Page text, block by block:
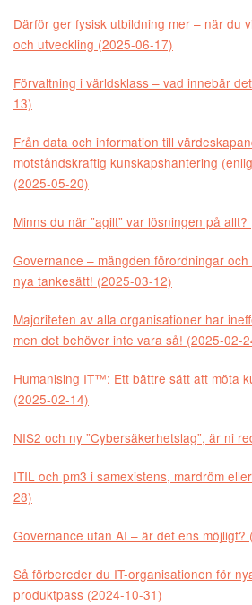
Därför ger fysisk utbildning mer – när du
och utveckling (2025-06-17)
Förvaltning i världsklass – vad innebär
13)
Från data och information till
motståndskraftig kunskapshantering
(2025-05-20)
Minns du när ”agilt” var lösningen på
Governance – mängden förordningar
nya tankesätt! (2025-03-12)
Majoriteten av alla organisationer har
men det behöver inte vara så! (2025-02-
Humanising IT™: Ett bättre sätt att möta
(2025-02-14)
NIS2 och ny ”Cybersäkerhetslag”, är ni
ITIL och pm3 i samexistens, mardröm
28)
Governance utan AI – är det ens möjligt?
Så förbereder du IT-organisationen för
produktpass (2024-10-31)